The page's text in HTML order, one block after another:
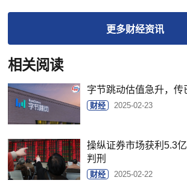
更多财经资讯
相关阅读
字节跳动估值急升，传
财经 2025-02-23
操纵证券市场获利5.3
判刑
财经 2025-02-22